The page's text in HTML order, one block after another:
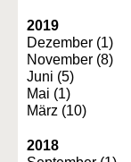
2019
Dezember (1)
November (8)
Juni (5)
Mai (1)
März (10)
2018